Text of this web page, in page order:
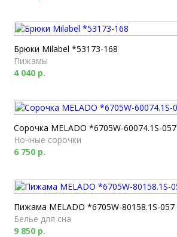
Брюки Milabel *53173-168
Пижамы
4 040 р.
Сорочка MELADO *6705W-60074.1S-057
Ночные сорочки
6 750 р.
Пижама MELADO *6705W-80158.1S-057
Белье для сна
9 850 р.